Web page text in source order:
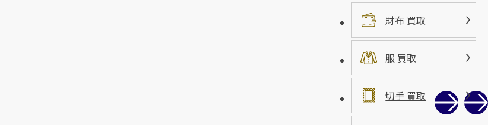
財布 買取
服 買取
切手 買取